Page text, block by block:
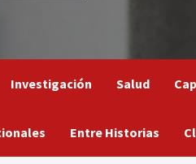
Investigación Salud
Entre Historias